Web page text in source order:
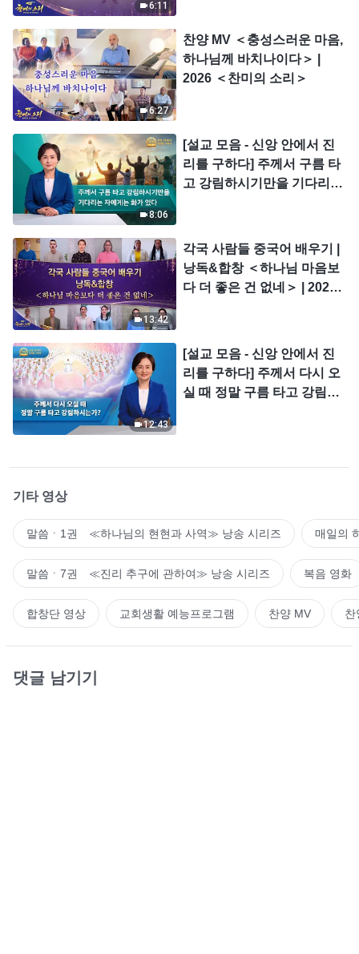
6:11
6:27
찬양 MV ＜충성스러운 마음,
하나님께 바치나이다＞ |
2026 ＜찬미의 소리＞
8:06
[설교 모음 - 신앙 안에서 진
리를 구하다] 주께서 구름 타
고 강림하시기만을 기다리는
13:42
각국 사람들 중국어 배우기 |
낭독&합창 ＜하나님 마음보
다 더 좋은 건 없네＞ | 2026
12:43
[설교 모음 - 신앙 안에서 진
리를 구하다] 주께서 다시 오
실 때 정말 구름 타고 강림하
기타 영상
말씀ㆍ1권 ≪하나님의 현현과 사역≫ 낭송 시리즈 매일의
말씀ㆍ7권 ≪진리 추구에 관하여≫ 낭송 시리즈 복음 영화
합창단 영상 교회생활 예능프로그램 찬양 MV 찬
댓글 남기기